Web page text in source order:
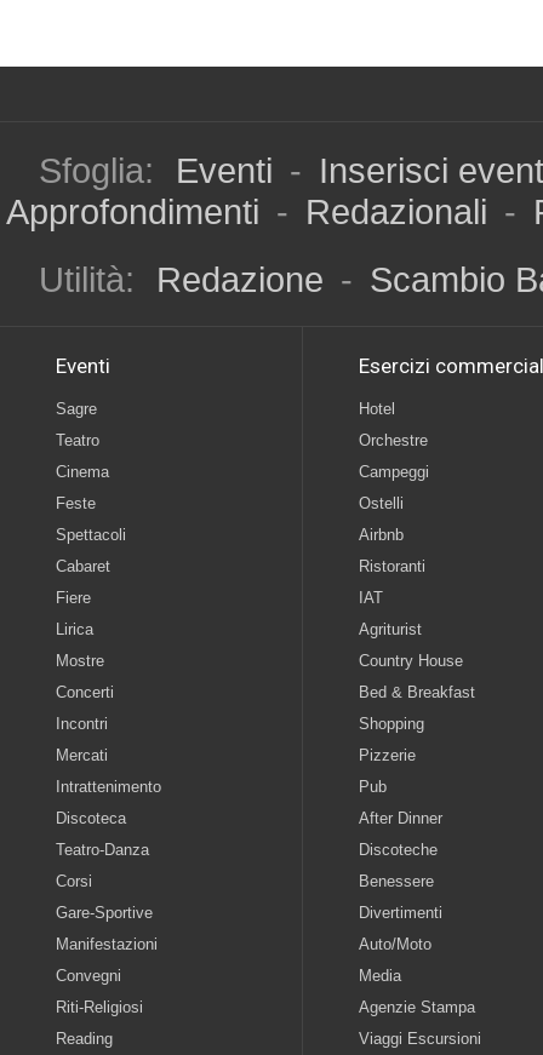
Sfoglia: Eventi - Inserisci
Approfondimenti - Redazionali -
Utilità:
Redazione - Scambio
Eventi
Sagre
Teatro
Cinema
Feste
Spettacoli
Cabaret
Fiere
Lirica
Mostre
Concerti
Incontri
Mercati
Intrattenimento
Discoteca
Teatro-Danza
Corsi
Gare-Sportive
Manifestazioni
Convegni
Riti-Religiosi
Reading
Esercizi
Hotel
Orchestre
Campeggi
Ostelli
Airbnb
Ristoranti
IAT
Agriturist
Country House
Bed & Breakfast
Shopping
Pizzerie
Pub
After Dinner
Discoteche
Benessere
Divertimenti
Auto/Moto
Media
Agenzie Stampa
Viaggi Escursioni